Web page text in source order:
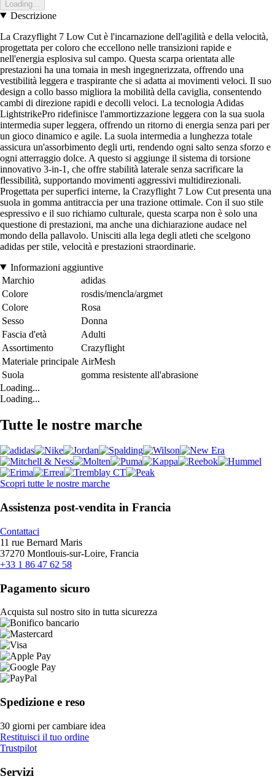
Loading...
Descrizione
La Crazyflight 7 Low Cut è l'incarnazione dell'agilità e della velocità,
progettata per coloro che eccellono nelle transizioni rapide e
nell'energia esplosiva sul campo. Questa scarpa orientata alle
prestazioni ha una tomaia in mesh ingegnerizzata, offrendo una
vestibilità leggera e traspirante che si adatta ai movimenti veloci. Il suo
design a collo basso migliora la mobilità della caviglia, consentendo
cambi di direzione rapidi e decolli veloci. La tecnologia Adidas
LightstrikePro ridefinisce l'ammortizzazione leggera con la sua suola
intermedia super leggera, offrendo un ritorno di energia senza pari per
un gioco dinamico e agile. La suola intermedia a lunghezza totale
assicura un'assorbimento degli urti, rendendo ogni salto senza sforzo e
ogni atterraggio dolce. A questo si aggiunge il sistema di torsione
innovativo 3-in-1, che offre stabilità laterale senza sacrificare la
flessibilità, supportando movimenti aggressivi multidirezionali.
Progettata per superfici interne, la Crazyflight 7 Low Cut presenta una
suola in gomma antitraccia per una trazione ottimale. Con il suo stile
espressivo e il suo richiamo culturale, questa scarpa non è solo una
questione di prestazioni, ma anche una dichiarazione audace nel
mondo della pallavolo. Unisciti alla lega degli atleti che scelgono
adidas per stile, velocità e prestazioni straordinarie.
Informazioni aggiuntive
Marchio
adidas
Colore
rosdis/mencla/argmet
Colore
Rosa
Sesso
Donna
Fascia d'età
Adulti
Assortimento
Crazyflight
Materiale principale AirMesh
Suola
gomma resistente all'abrasione
Loading...
Loading...
Tutte le nostre marche
Scopri tutte le nostre marche
Assistenza post-vendita in Francia
Contattaci
11 rue Bernard Maris
37270 Montlouis-sur-Loire, Francia
+33 1 86 47 62 58
Pagamento sicuro
Acquista sul nostro sito in tutta sicurezza
Spedizione e reso
30 giorni per cambiare idea
Restituisci il tuo ordine
Trustpilot
Servizi